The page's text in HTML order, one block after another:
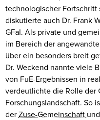
technologischer Fortschritt
diskutierte auch Dr. Frank
GFaI. Als private und
im Bereich der
über ein besonders breit
Dr. Weckend nannte viele
von FuE-Ergebnissen in
verdeutlichte die Rolle der
Forschungslandschaft. So
derZuse-Gemeinschaft